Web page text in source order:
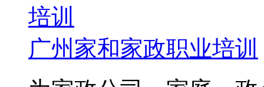
广州家和家政职业培训